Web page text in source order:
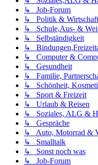
↳ Job-Forum
↳ Politik & Wirtschaft
↳ Schule,Aus- &
↳ Selbständigkeit
↳
↳ Computer &
↳ Gesundheit
↳ Familie,
↳ Schönheit,
↳ Sport & Freizeit
↳ Urlaub & Reisen
↳ Soziales, ALG &
↳ Gespräche
↳ Auto, Motorrad &
↳ Smalltalk
↳ Sonst noch was
↳ Job-Forum